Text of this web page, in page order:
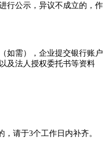
行公示，异议不成立的，作
如需），企业提交银行账户
及法人授权委托书等资料
请于3个工作日内补齐。